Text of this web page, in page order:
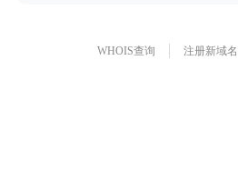
WHOIS查询 注册新域名